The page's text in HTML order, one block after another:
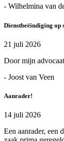
- Wilhelmina van
Dienstbeëindiging op
21 juli 2026
Door mijn
- Joost van Veen
Aanrader!
14 juli 2026
Een aanrader, een